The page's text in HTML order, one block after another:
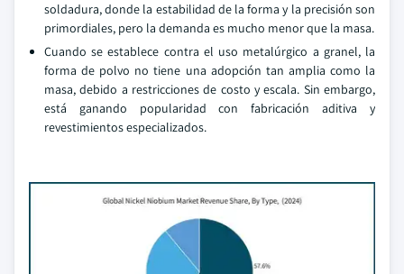
soldadura, donde la estabilidad de la forma y la precisión son
primordiales, pero la demanda es mucho menor que la masa.
Cuando se establece contra el uso metalúrgico a granel, la
forma de polvo no tiene una adopción tan amplia como la
masa, debido a restricciones de costo y escala. Sin embargo,
está ganando popularidad con fabricación aditiva y
revestimientos especializados.